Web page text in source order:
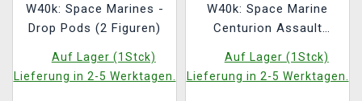
W40k: Space Marines -
Drop Pods (2 Figuren)
Auf Lager (1Stck)
Lieferung in 2-5 Werktagen.
W40k: Space Marine
Centurion Assault
Squad (3 Figur)
Auf Lager (1Stck)
Lieferung in 2-5 Werktagen.